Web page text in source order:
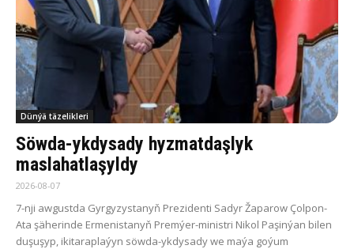
Dünýä täzelikleri
Söwda-ykdysady hyzmatdaşlyk
maslahatlaşyldy
2026-08-07
7-nji awgustda Gyrgyzystanyň Prezidenti Sadyr Žaparow Çolpon-
Ata şäherinde Ermenistanyň Premýer-ministri Nikol Paşinýan bilen
duşuşyp, ikitaraplaýyn söwda-ykdysady we maýa goýum